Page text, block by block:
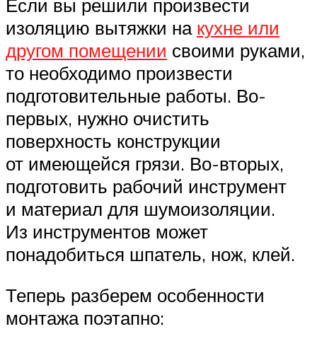
Если вы решили произвести
изоляцию вытяжки на кухне или
другом помещении своими руками,
то необходимо произвести
подготовительные работы. Во-
первых, нужно очистить
поверхность конструкции
от имеющейся грязи. Во-вторых,
подготовить рабочий инструмент
и материал для шумоизоляции.
Из инструментов может
понадобиться шпатель, нож, клей.
Теперь разберем особенности
монтажа поэтапно: